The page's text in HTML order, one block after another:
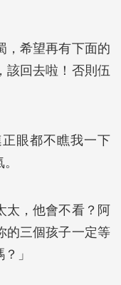
，希望再有下面的
該回去啦！否則伍
眼都不瞧我一下
。
太，他會不看？阿
的三個孩子一定等
？」